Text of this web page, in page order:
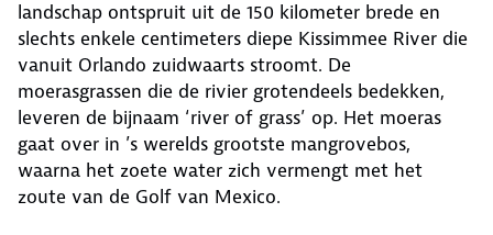
landschap ontspruit uit de 150 kilometer brede en
slechts enkele centimeters diepe Kissimmee River die
vanuit Orlando zuidwaarts stroomt. De
moerasgrassen die de rivier grotendeels bedekken,
leveren de bijnaam ‘river of grass’ op. Het moeras
gaat over in ’s werelds grootste mangrovebos,
waarna het zoete water zich vermengt met het
zoute van de Golf van Mexico.